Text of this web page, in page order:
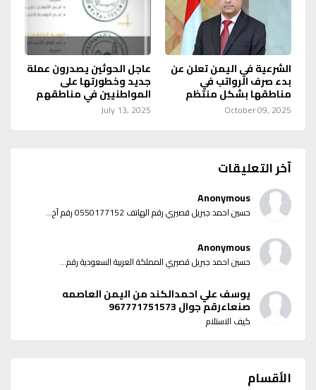
الشرعية في اليمن تعلن عن
بدء صرف الرواتب في
مناطقها بشكل منتظم
October 09, 2025
عاجل الحوثين يصدرون عملة
جديد وخطورتها على
المواطنيين في مناطقهم
July 13, 2025
آخر التعليقات
Anonymous
حسين احمد جبريل قصيري رقم الهاتف 0550177152 رقم آخ...
Anonymous
حسين احمد جبريل قصيري المملكة العربية السعودية رقم...
يوسف علي احمدالكند من اليمن العاصمه
صنعاءرقم جوال 967771751573
كيف الاستلام
الأقسام